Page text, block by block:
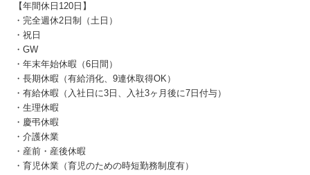
【年間休日120日】
・完全週休2日制（土日）
・祝日
・GW
・年末年始休暇（6日間）
・長期休暇（有給消化、9連休取得OK）
・有給休暇（入社日に3日、入社3ヶ月後に7日付与）
・生理休暇
・慶弔休暇
・介護休業
・産前・産後休暇
・育児休業（育児のための時短勤務制度有）